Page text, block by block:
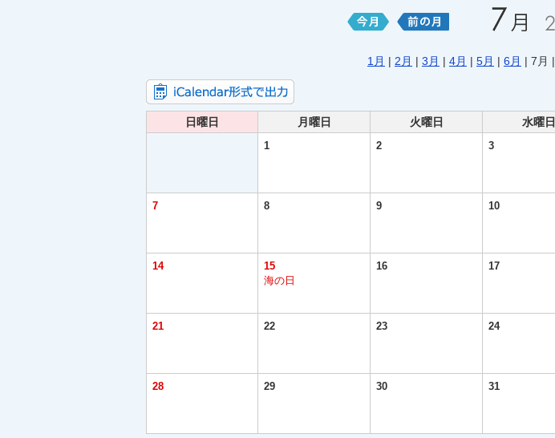
1月 | 2月 | 3月 | 4月 | 5月 | 6月 | 7月 |
日曜日 月曜日 火曜日 水曜日
1 2 3
7 8 9 10
14
15
海の日
16 17
21 22 23 24
28 29 30 31